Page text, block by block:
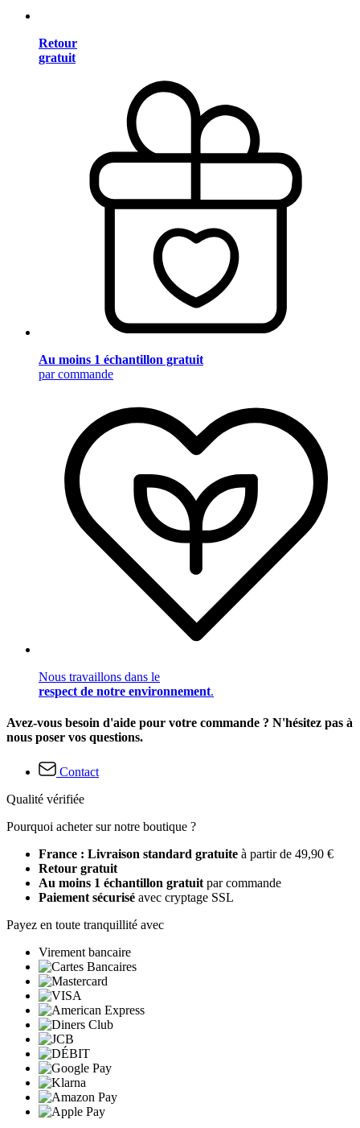
Retour
gratuit
Au moins 1 échantillon gratuit
par commande
Nous travaillons dans le
respect de notre environnement.
Avez-vous besoin d'aide pour votre commande ? N'hésitez pas à
nous poser vos questions.
Contact
Qualité vérifiée
Pourquoi acheter sur notre boutique ?
France : Livraison standard gratuite à partir de 49,90 €
Retour gratuit
Au moins 1 échantillon gratuit par commande
Paiement sécurisé avec cryptage SSL
Payez en toute tranquillité avec
Virement bancaire